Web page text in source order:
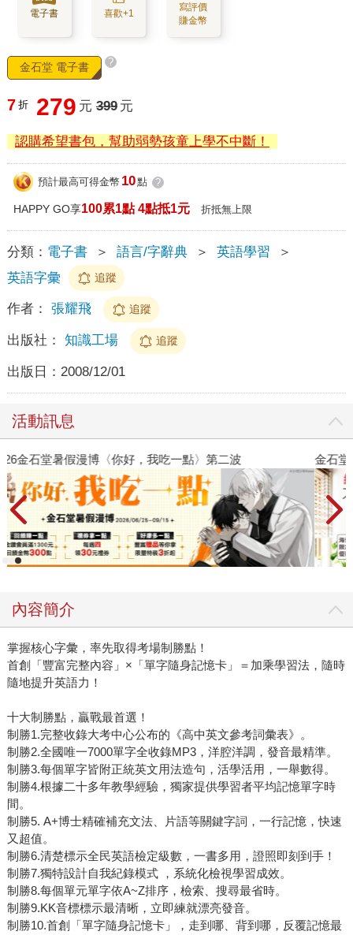
電子書 喜歡+1
寫評價
賺金幣
金石堂 電子書 ?
7 折 279 元 399 元
認購希望書包，幫助弱勢孩童上學不中斷！
預計最高可得金幣 10點 ?
HAPPY GO享100累1點 4點抵1元 折抵無上限
分類： 電子書 ＞ 語言/字辭典 ＞ 英語學習
＞
英語字彙
追蹤
作者： 張耀飛 追蹤
出版社： 知識工場 追蹤
出版日： 2008/12/01
活動訊息
金石堂2026海外優惠：電子書
內容簡介
掌握核心字彙，率先取得考場制勝點！
首創「豐富完整內容」×「單字隨身記憶卡」＝加乘學習法，隨時
隨地提升英語力！
十大制勝點，贏戰最首選！
制勝1.完整收錄大考中心公布的《高中英文參考詞彙表》。
制勝2.全國唯一7000單字全收錄MP3，洋腔洋調，發音最精準。
制勝3.每個單字皆附正統英文用法造句，活學活用，一舉數得。
制勝4.根據二十多年教學經驗，獨家提供學習者平均記憶單字時
間。
制勝5. A+博士精確補充文法、片語等關鍵字詞，一行記憶，快速
又超值。
制勝6.清楚標示全民英語檢定級數，一書多用，證照即刻到手！
制勝7.獨特設計自我紀錄模式 ，系統化檢視學習成效。
制勝8.每個單元單字依A~Z排序，檢索、搜尋最省時。
制勝9.KK音標標示最清晰，立即練就漂亮發音。
制勝10.首創「單字隨身記憶卡」，走到哪、背到哪，反覆記憶最